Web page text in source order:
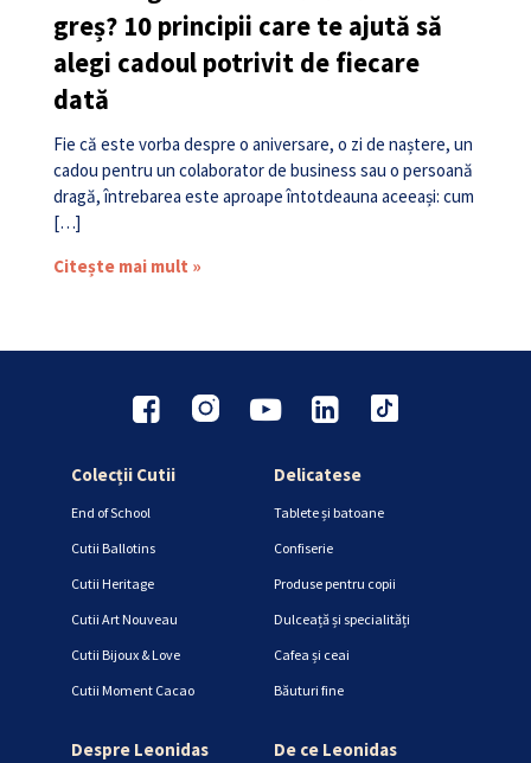
greș? 10 principii care te ajută să
alegi cadoul potrivit de fiecare
dată
Fie că este vorba despre o aniversare, o zi de naștere, un
cadou pentru un colaborator de business sau o persoană
dragă, întrebarea este aproape întotdeauna aceeași: cum
[…]
Citește mai mult »
Colecții Cutii
End of School
Cutii Ballotins
Cutii Heritage
Cutii Art Nouveau
Cutii Bijoux & Love
Cutii Moment Cacao
Delicatese
Tablete și batoane
Confiserie
Produse pentru copii
Dulceață și specialități
Cafea și ceai
Băuturi fine
Despre Leonidas De ce Leonidas